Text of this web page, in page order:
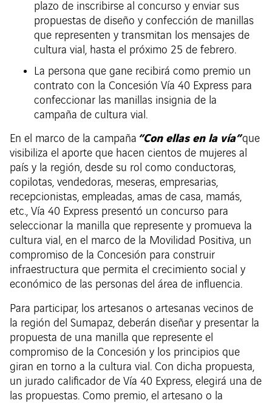
plazo de inscribirse al concurso y enviar sus
propuestas de diseño y confección de manillas
que representen y transmitan los mensajes de
cultura vial, hasta el próximo 25 de febrero.
La persona que gane recibirá como premio un
contrato con la Concesión Vía 40 Express para
confeccionar las manillas insignia de la
campaña de cultura vial.
En el marco de la campaña “Con ellas en la vía”que
visibiliza el aporte que hacen cientos de mujeres al
país y la región, desde su rol como conductoras,
copilotas, vendedoras, meseras, empresarias,
recepcionistas, empleadas, amas de casa, mamás,
etc., Vía 40 Express presentó un concurso para
seleccionar la manilla que represente y promueva la
cultura vial, en el marco de la Movilidad Positiva, un
compromiso de la Concesión para construir
infraestructura que permita el crecimiento social y
económico de las personas del área de influencia.
Para participar, los artesanos o artesanas vecinos de
la región del Sumapaz, deberán diseñar y presentar la
propuesta de una manilla que represente el
compromiso de la Concesión y los principios que
giran en torno a la cultura vial. Con dicha propuesta,
un jurado calificador de Vía 40 Express, elegirá una de
las propuestas. Como premio, el artesano o la